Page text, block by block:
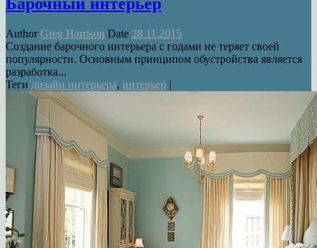
Барочный интерьер
AuthorGreg Harrison Date 28.11.2015
Создание барочного интерьера с годами не теряет своей
популярности. Основным принципом обустройства является
разработка...
Теги дизайн интерьера, интерьер |